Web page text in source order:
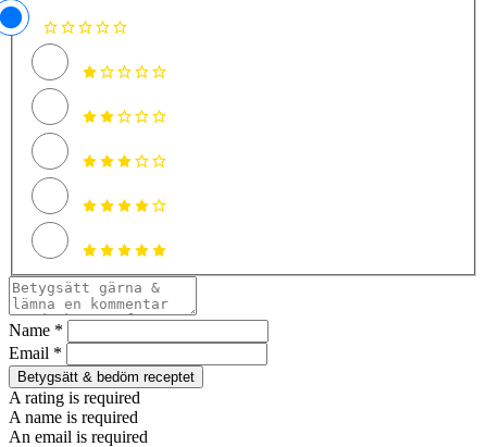
Name *
Email *
Betygsätt & bedöm receptet
A rating is required
A name is required
An email is required